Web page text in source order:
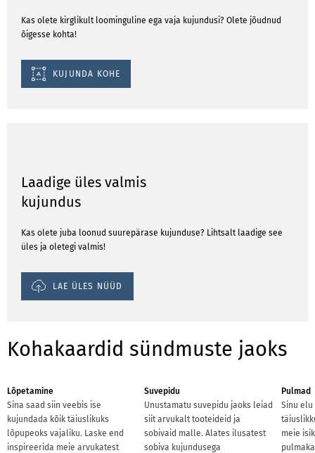
Kas olete kirglikult loominguline ega vaja kujundusi? Olete jõudnud
õigesse kohta!
KUJUNDA KOHE
Laadige üles valmis
kujundus
Kas olete juba loonud suurepärase kujunduse? Lihtsalt laadige see
üles ja oletegi valmis!
LAE ÜLES NÜÜD
Kohakaardid sündmuste jaoks
Lõpetamine
Sina saad siin veebis ise
kujundada kõik täiuslikuks
lõpupeoks vajaliku. Laske end
inspireerida meie arvukatest
Suvepidu
Unustamatu suvepidu jaoks leiad
siit arvukalt tooteideid ja
sobivaid malle. Alates ilusatest
sobiva kujundusega
Pulmad
Sinu elu
meie